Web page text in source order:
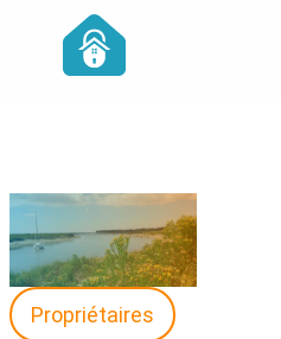
Propriétaires